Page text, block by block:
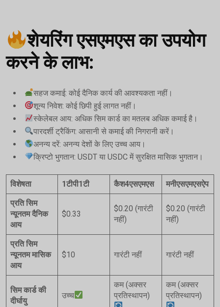
शेयरिंग एसएमएस का उपयोग
करने के लाभ:
सहज कमाई: कोई दैनिक कार्य की आवश्यकता नहीं।
शून्य निवेश: कोई छिपी हुई लागत नहीं।
स्केलेबल आय: अधिक सिम कार्ड का मतलब अधिक कमाई है।
पारदर्शी ट्रैकिंग: आसानी से कमाई की निगरानी करें।
अनन्य दरें: अनन्य देशों के लिए उच्च आय।
क्रिप्टो भुगतान: USDT या USDC में सुरक्षित मासिक भुगतान।
विशेषता 1टीपी1टी कैश4एसएमएस मनीएसएमएसऐप
प्रति सिम
न्यूनतम दैनिक
आय
$0.33
$0.20 (गारंटी
नहीं)
$0.20 (गारंटी
नहीं)
प्रति सिम
न्यूनतम मासिक
आय
$10 गारंटी नहीं गारंटी नहीं
सिम कार्ड की
दीर्घायु
उच्च
कम (अक्सर
प्रतिस्थापन)
कम (अक्सर
प्रतिस्थापन)